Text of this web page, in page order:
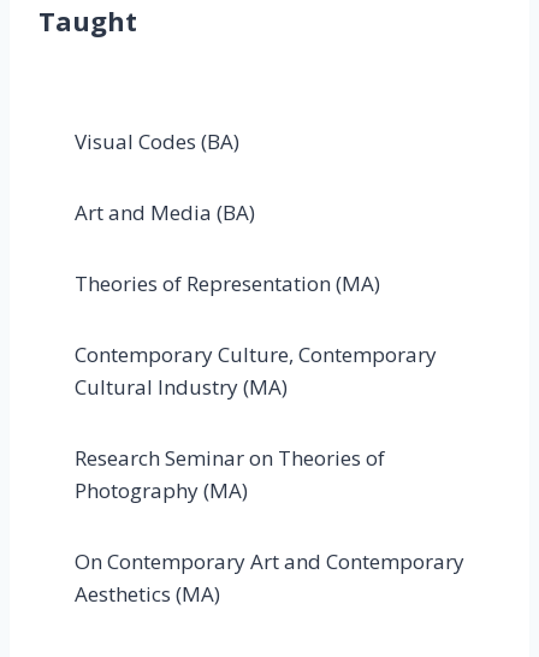
Taught
Visual Codes (BA)
Art and Media (BA)
Theories of Representation (MA)
Contemporary Culture, Contemporary
Cultural Industry (MA)
Research Seminar on Theories of
Photography (MA)
On Contemporary Art and Contemporary
Aesthetics (MA)